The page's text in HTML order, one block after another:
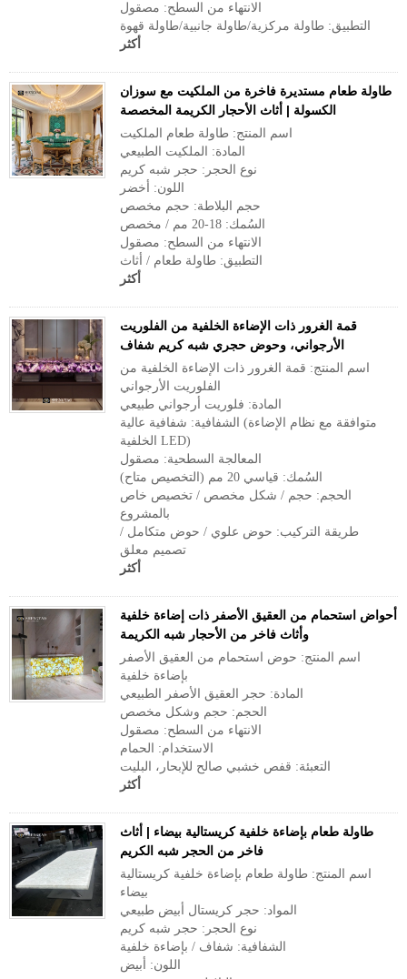
الانتهاء من السطح: مصقول
التطبيق: طاولة مركزية/طاولة جانبية/طاولة قهوة
أكثر
طاولة طعام مستديرة فاخرة من الملكيت مع سوزان
الكسولة | أثاث الأحجار الكريمة المخصصة
اسم المنتج: طاولة طعام الملكيت
المادة: الملكيت الطبيعي
نوع الحجر: حجر شبه كريم
اللون: أخضر
حجم البلاطة: حجم مخصص
السُمك: 18-20 مم / مخصص
الانتهاء من السطح: مصقول
التطبيق: طاولة طعام / أثاث
أكثر
قمة الغرور ذات الإضاءة الخلفية من الفلوريت
الأرجواني، وحوض حجري شبه كريم شفاف
اسم المنتج: قمة الغرور ذات الإضاءة الخلفية من
الفلوريت الأرجواني
المادة: فلوريت أرجواني طبيعي
الشفافية: شفافية عالية (متوافقة مع نظام الإضاءة
الخلفية LED)
المعالجة السطحية: مصقول
السُمك: قياسي 20 مم (التخصيص متاح)
الحجم: حجم / شكل مخصص / تخصيص خاص
بالمشروع
طريقة التركيب: حوض علوي / حوض متكامل /
تصميم معلق
أكثر
أحواض استحمام من العقيق الأصفر ذات إضاءة خلفية
وأثاث فاخر من الأحجار شبه الكريمة
اسم المنتج: حوض استحمام من العقيق الأصفر
بإضاءة خلفية
المادة: حجر العقيق الأصفر الطبيعي
الحجم: حجم وشكل مخصص
الانتهاء من السطح: مصقول
الاستخدام: الحمام
التعبئة: قفص خشبي صالح للإبحار، البليت
أكثر
طاولة طعام بإضاءة خلفية كريستالية بيضاء | أثاث
فاخر من الحجر شبه الكريم
اسم المنتج: طاولة طعام بإضاءة خلفية كريستالية
بيضاء
المواد: حجر كريستال أبيض طبيعي
نوع الحجر: حجر شبه كريم
الشفافية: شفاف / بإضاءة خلفية
اللون: أبيض